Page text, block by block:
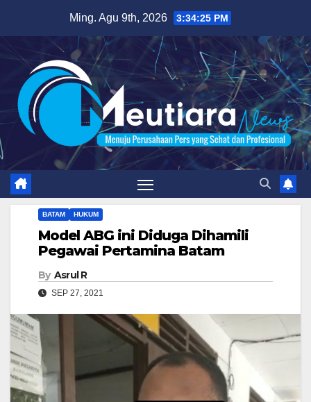
content
Ming. Agu 9th, 2026 3:34:26 PM
BATAM HUKUM
Model ABG ini Diduga Dihamili
Pegawai Pertamina Batam
By Asrul R
SEP 27, 2021